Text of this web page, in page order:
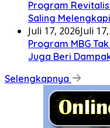
Program
Saling
Juli 17, 2026Juli
Program MBG
Juga Beri
Selengkapnya